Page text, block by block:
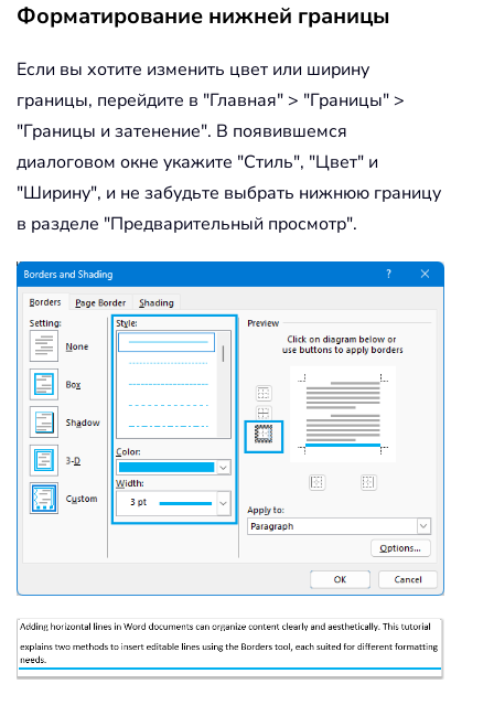
Форматирование нижней границы
Если вы хотите изменить цвет или ширину
границы, перейдите в "Главная" > "Границы" >
"Границы и затенение". В появившемся
диалоговом окне укажите "Стиль", "Цвет" и
"Ширину", и не забудьте выбрать нижнюю границу
в разделе "Предварительный просмотр".